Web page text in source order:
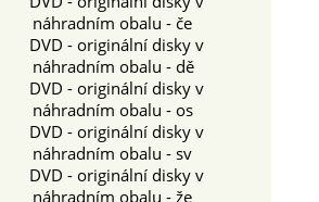
náhradním obalu - če
DVD - originální disky v
náhradním obalu - dě
DVD - originální disky v
náhradním obalu - os
DVD - originální disky v
náhradním obalu - sv
DVD - originální disky v
náhradním obalu - že